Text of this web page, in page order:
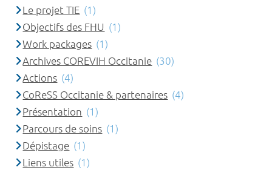
Le projet TIE (1)
Objectifs des FHU (1)
Work packages (1)
Archives COREVIH Occitanie (30)
Actions (4)
CoReSS Occitanie & partenaires (4)
Présentation (1)
Parcours de soins (1)
Dépistage (1)
Liens utiles (1)